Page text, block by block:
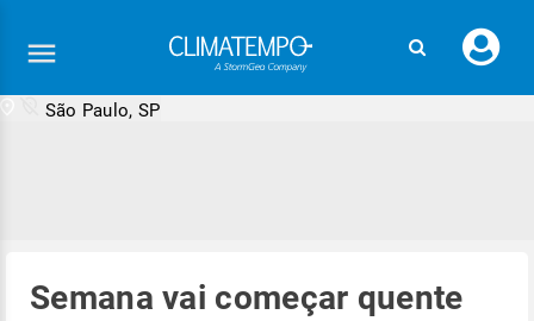
seu
São Paulo, SP
Semana vai começar quente